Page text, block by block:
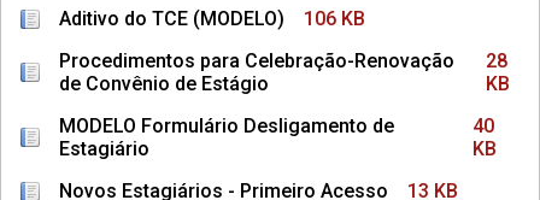
Aditivo do TCE (MODELO)
106 KB
Procedimentos para Celebração-Renovação
de Convênio de Estágio
28
KB
MODELO Formulário Desligamento de
Estagiário
40
KB
Novos Estagiários - Primeiro Acesso
13 KB